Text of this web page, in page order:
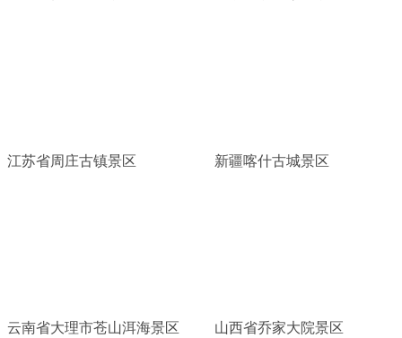
江苏省周庄古镇景区 新疆喀什古城景区
云南省大理市苍山洱海景区 山西省乔家大院景区